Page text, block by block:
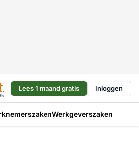
Lees 1 maand gratis Inloggen
Werkgeverszaken